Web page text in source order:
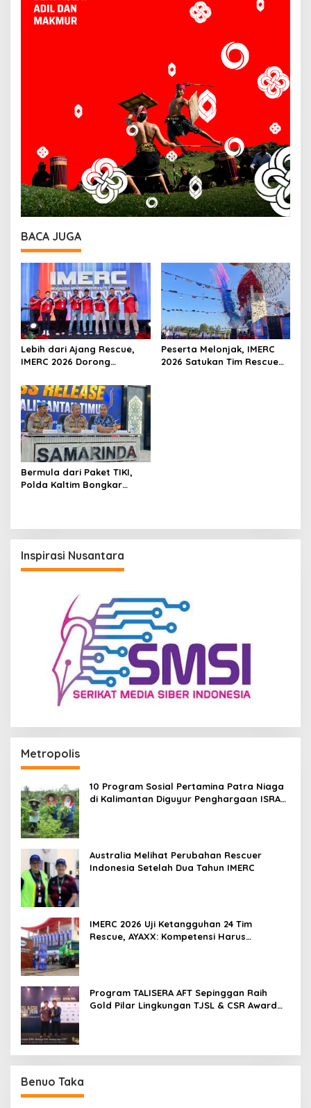
BACA JUGA
Lebih dari Ajang Rescue,
IMERC 2026 Dorong
Kompeten untuk Indonesia
Peserta Melonjak, IMERC
2026 Satukan Tim Rescue
Bermula dari Paket TIKI,
Polda Kaltim Bongkar
Inspirasi Nusantara
Metropolis
10 Program Sosial Pertamina Patra Niaga
di Kalimantan Diguyur Penghargaan ISRA
Australia Melihat Perubahan Rescuer
Indonesia Setelah Dua Tahun IMERC
IMERC 2026 Uji Ketangguhan 24 Tim
Rescue, AYAXX: Kompetensi Harus
Program TALISERA AFT Sepinggan Raih
Gold Pilar Lingkungan TJSL & CSR Award
Benuo Taka